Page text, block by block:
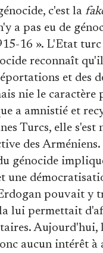
c'est la
a pas eu de
16 ». L'Etat turc
reconnaît
et des
nie le caractère
a amnistié et
Turcs, elle s'est
des Arméniens.
génocide
une
pouvait y
lui permettait
Aujourd'hui,
aucun intérêt